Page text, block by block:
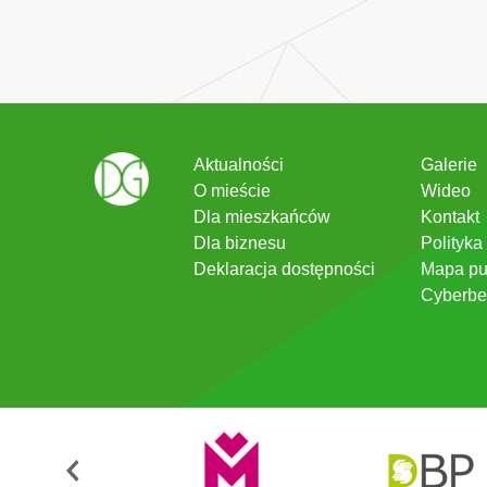
Aktualności
O mieście
Dla mieszkańców
Dla biznesu
Deklaracja dostępności
Galerie
Wideo
Kontakt
Mapa